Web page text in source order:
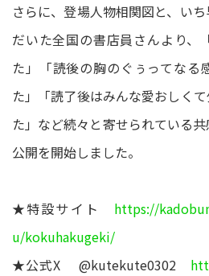
さらに、登場人物相関図と、い
だいた全国の書店員さんより、
た」「読後の胸のぐぅってなる
た」「読了後はみんな愛おしく
た」など続々と寄せられている
公開を開始しました。
★特設サイト https://
u/kokuhakugeki/
★公式X @kutekute0302